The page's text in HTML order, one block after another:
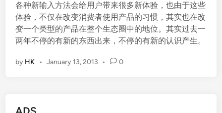
各种新输入方法会给用户带来很多新体验，也由于这些
体验，不仅在改变消费者使用产品的习惯，其实也在改
变一个类型的产品在整个生态圈中的地位。其实过去一
两年不停的有新的东西出来，不停的有新的认识产生。
by HK • January 13, 2013 • 0